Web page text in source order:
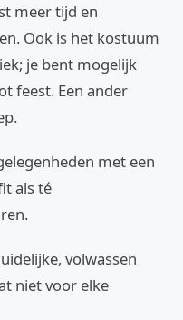
meer tijd en
Ook is het kostuum
je bent mogelijk
feest. Een ander
met een
als té
volwassen
niet voor elke